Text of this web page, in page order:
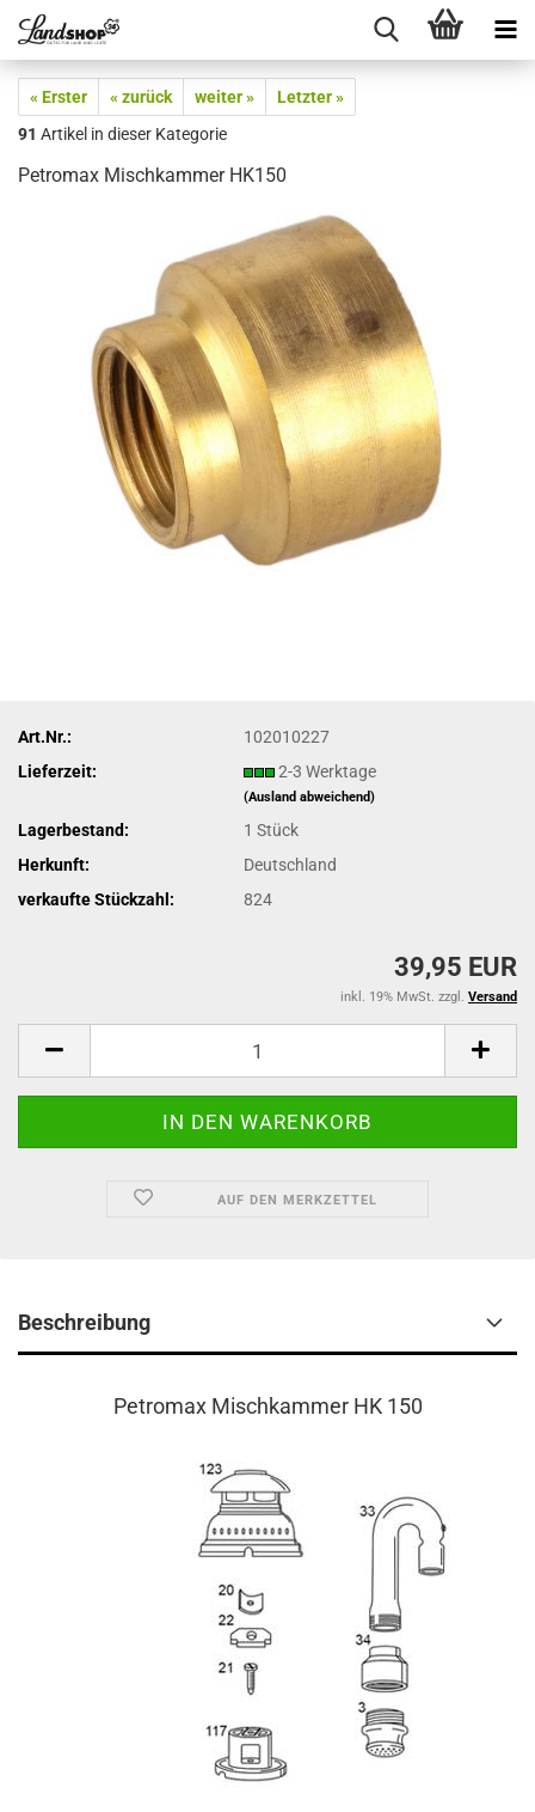
« Erster « zurück weiter »
Letzter »
91 Artikel in dieser Kategorie
Petromax Mischkammer HK150
Art.Nr.:
102010227
Lieferzeit:
2-3 Werktage
(Ausland abweichend)
Lagerbestand: 1Stück
Herkunft:
Deutschland
verkaufte Stückzahl:
824
39,95 EUR
inkl. 19% MwSt. zzgl. Versand
AUF DEN MERKZETTEL
Beschreibung
Petromax Mischkammer HK 150